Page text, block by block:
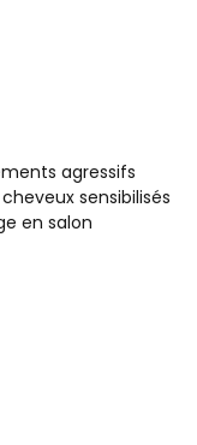
agressifs
sensibilisés
en salon